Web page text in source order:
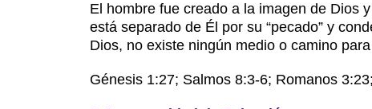
El hombre fue creado a la imagen de Dios
está separado de Él por su “pecado” y
Dios, no existe ningún medio o camino
Génesis 1:27; Salmos 8:3-6; Romanos